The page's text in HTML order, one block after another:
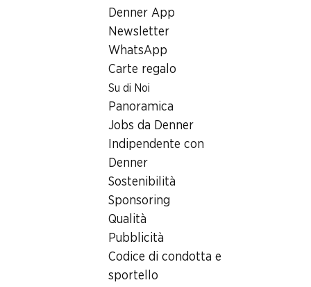
Denner App
Newsletter
WhatsApp
Carte regalo
Su di Noi
Panoramica
Jobs da Denner
Indipendente con
Denner
Sostenibilità
Sponsoring
Qualità
Pubblicità
Codice di condotta e
sportello
Con la newsletter di Denner si rimane sempre aggiornati. Si
accedere adesso
Abbonatevi al settimanale
Nuovi spazi commerciali